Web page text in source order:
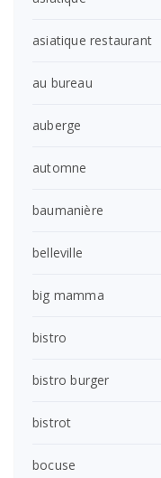
asiatique restaurant
au bureau
auberge
automne
baumanière
belleville
big mamma
bistro
bistro burger
bistrot
bocuse